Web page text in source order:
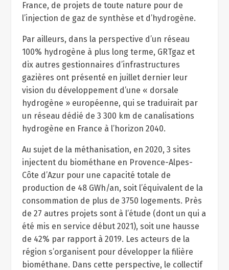
France, de projets de toute nature pour de
l’injection de gaz de synthèse et d’hydrogène.
Par ailleurs, dans la perspective d’un réseau
100% hydrogène à plus long terme, GRTgaz et
dix autres gestionnaires d’infrastructures
gazières ont présenté en juillet dernier leur
vision du développement d’une « dorsale
hydrogène » européenne, qui se traduirait par
un réseau dédié de 3 300 km de canalisations
hydrogène en France à l’horizon 2040.
Au sujet de la méthanisation, en 2020, 3 sites
injectent du biométhane en Provence-Alpes-
Côte d’Azur pour une capacité totale de
production de 48 GWh/an, soit l’équivalent de la
consommation de plus de 3750 logements. Près
de 27 autres projets sont à l’étude (dont un qui a
été mis en service début 2021), soit une hausse
de 42% par rapport à 2019. Les acteurs de la
région s’organisent pour développer la filière
biométhane. Dans cette perspective, le collectif